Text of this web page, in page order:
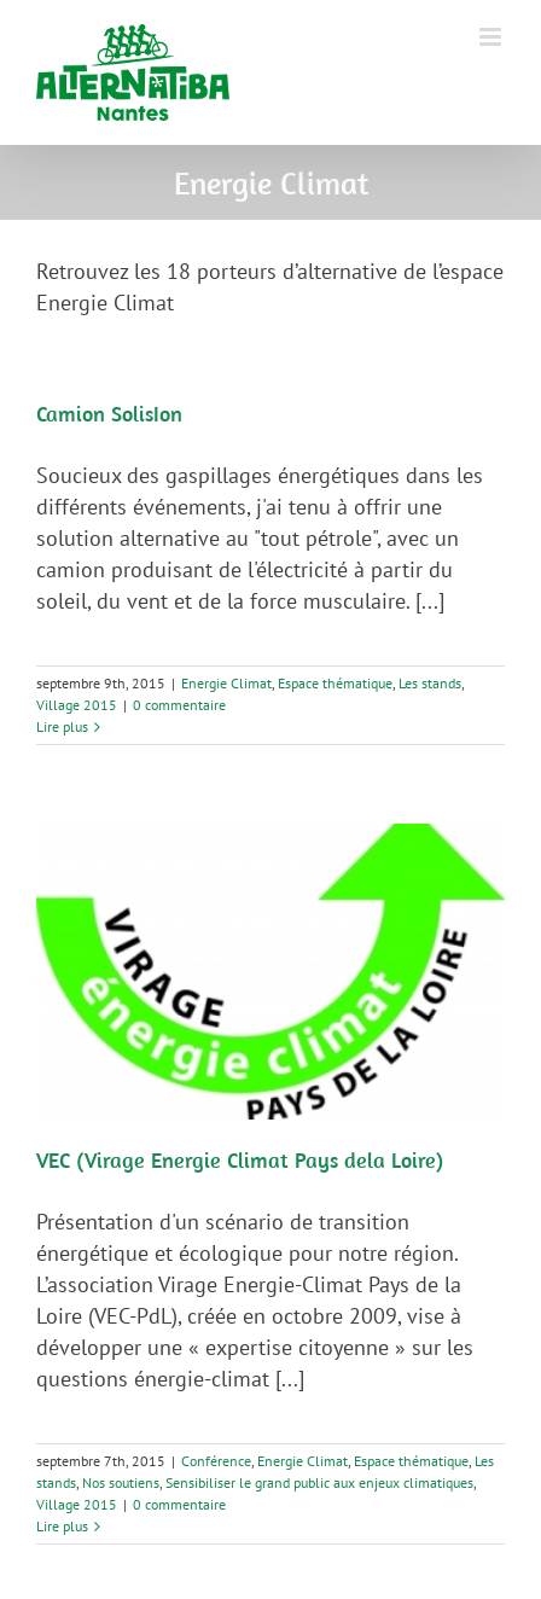
Energie Climat
Retrouvez les 18 porteurs d’alternative de l’espace
Energie Climat
Camion SolisIon
Soucieux des gaspillages énergétiques dans les
différents événements, j'ai tenu à offrir une
solution alternative au "tout pétrole", avec un
camion produisant de l'électricité à partir du
soleil, du vent et de la force musculaire. [...]
septembre 9th, 2015 | Energie Climat, Espace thématique, Les stands,
Village 2015 | 0 commentaire
Lire plus
VEC (Virage Energie Climat Pays dela Loire)
Présentation d'un scénario de transition
énergétique et écologique pour notre région.
L’association Virage Energie-Climat Pays de la
Loire (VEC-PdL), créée en octobre 2009, vise à
développer une « expertise citoyenne » sur les
questions énergie-climat [...]
septembre 7th, 2015 | Conférence Energie Climat Espace thématique Les
stands Nos soutiens Sensibiliser le grand public aux enjeux climatiques
Village 2015 | 0 commentaire
Lire plus